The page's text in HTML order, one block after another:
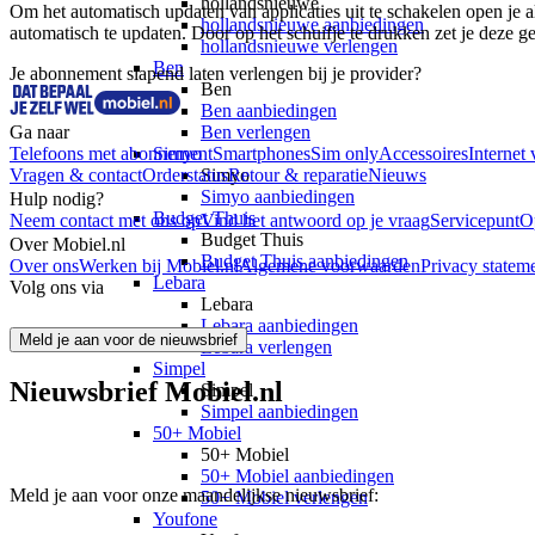
hollandsnieuwe aanbiedingen
hollandsnieuwe verlengen
Ben
Ben
Ben aanbiedingen
Ben verlengen
Simyo
Simyo
Simyo aanbiedingen
Budget Thuis
Budget Thuis
Budget Thuis aanbiedingen
Lebara
Lebara
Lebara aanbiedingen
Lebara verlengen
Simpel
Simpel
Simpel aanbiedingen
50+ Mobiel
50+ Mobiel
50+ Mobiel aanbiedingen
50+ Mobiel verlengen
Youfone
Om het automatisch updaten van applicaties uit te schakelen open
automatisch te updaten. Door op het schuifje te drukken zet je deze
Je abonnement slapend laten verlengen bij je provider?
Ga naar
Telefoons met abonnementSmartphonesSim onlyAccessoiresInternet
Vragen & contactOrderstatusRetour & reparatieNieuws
Hulp nodig?
Neem contact met ons opVind het antwoord op je vraagServicepunt
Over Mobiel.nl
Over onsWerken bij Mobiel.nlAlgemene voorwaardenPrivacy
Volg ons via
Meld je aan voor de nieuwsbrief
Nieuwsbrief Mobiel.nl
Meld je aan voor onze maandelijkse nieuwsbrief: